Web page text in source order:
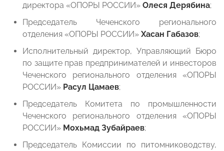
директора «ОПОРЫ РОССИИ» Олеся Дерябина;
Председатель Чеченского регионального
отделения «ОПОРЫ РОССИИ» Хасан Габазов;
Исполнительный директор, Управляющий Бюро
по защите прав предпринимателей и инвесторов
Чеченского регионального отделения «ОПОРЫ
РОССИИ» Расул Цамаев;
Председатель Комитета по промышленности
Чеченского регионального отделения «ОПОРЫ
РОССИИ» Мохьмад Зубайраев;
Председатель Комиссии по питомниководству,